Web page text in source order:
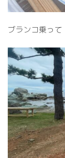
ブランコ乗って